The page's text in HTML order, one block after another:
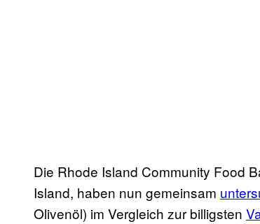
Die Rhode Island Community Food
Island, haben nun gemeinsam
Olivenöl) im Vergleich zur billigsten